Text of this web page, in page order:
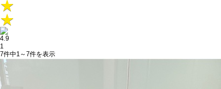
4.9
1
7件中1～7件を表示